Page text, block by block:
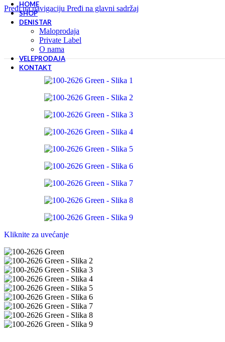
Pređi na navigaciju Pređi na glavni sadržaj
HOME
SHOP
DENISTAR
Maloprodaja
Private Label
O nama
VELEPRODAJA
KONTAKT
Kliknite za uvećanje